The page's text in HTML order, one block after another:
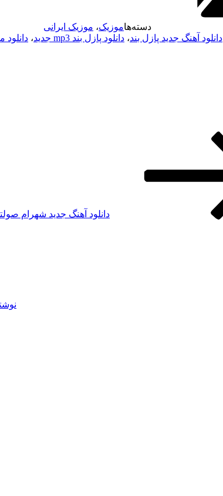
دسته‌هاموزیک، موزیک ایرانی
دانلود آهنگ جدید پازل بند، دانلود پازل بند mp3 جدید ، دانلود
دانلود آهنگ جدید شهرام